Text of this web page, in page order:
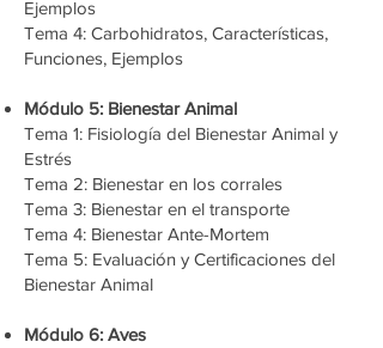
Ejemplos
Tema 4: Carbohidratos, Características,
Funciones, Ejemplos
Módulo 5: Bienestar Animal
Tema 1: Fisiología del Bienestar Animal y
Estrés
Tema 2: Bienestar en los corrales
Tema 3: Bienestar en el transporte
Tema 4: Bienestar Ante-Mortem
Tema 5: Evaluación y Certificaciones del
Bienestar Animal
Módulo 6: Aves